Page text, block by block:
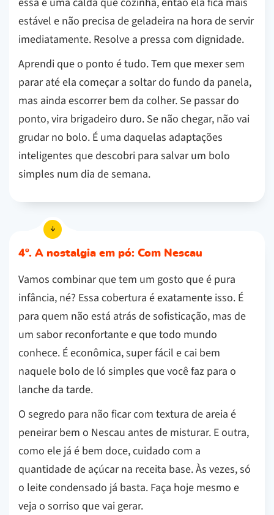
estável e não precisa de geladeira na hora de servir
imediatamente. Resolve a pressa com dignidade.
Aprendi que o ponto é tudo. Tem que mexer sem
parar até ela começar a soltar do fundo da panela,
mas ainda escorrer bem da colher. Se passar do
ponto, vira brigadeiro duro. Se não chegar, não vai
grudar no bolo. É uma daquelas adaptações
inteligentes que descobri para salvar um bolo
simples num dia de semana.
4º. A nostalgia em pó: Com Nescau
Vamos combinar que tem um gosto que é pura
infância, né? Essa cobertura é exatamente isso. É
para quem não está atrás de sofisticação, mas de
um sabor reconfortante e que todo mundo
conhece. É econômica, super fácil e cai bem
naquele bolo de ló simples que você faz para o
lanche da tarde.
O segredo para não ficar com textura de areia é
peneirar bem o Nescau antes de misturar. E outra,
como ele já é bem doce, cuidado com a
quantidade de açúcar na receita base. Às vezes, só
o leite condensado já basta. Faça hoje mesmo e
veja o sorriso que vai gerar.